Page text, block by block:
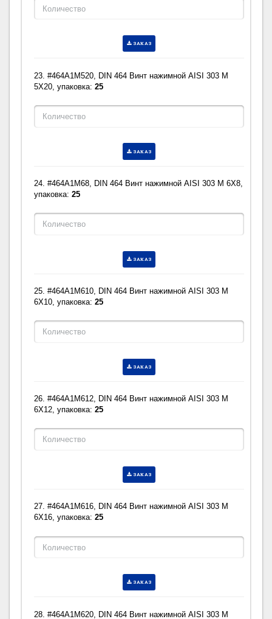
ЗАКАЗ
23. #464A1M520, DIN 464 Винт нажимной AISI 303 M
5X20, упаковка:25
ЗАКАЗ
24. #464A1M68, DIN 464 Винт нажимной AISI 303 M 6X8,
упаковка:25
ЗАКАЗ
25. #464A1M610, DIN 464 Винт нажимной AISI 303 M
6X10, упаковка:25
ЗАКАЗ
26. #464A1M612, DIN 464 Винт нажимной AISI 303 M
6X12, упаковка:25
ЗАКАЗ
27. #464A1M616, DIN 464 Винт нажимной AISI 303 M
6X16, упаковка:25
ЗАКАЗ
28. #464A1M620, DIN 464 Винт нажимной AISI 303 M